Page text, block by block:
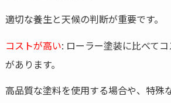
適切な養生と天候の判断が重要です。
コストが高い: ローラー塗装に比べて
があります。
高品質な塗料を使用する場合や、特殊